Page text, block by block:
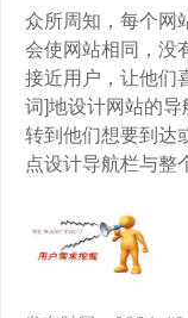
众所周知，每个网
会使网站相同，没
接近用户，让他们
词]地设计网站的
转到他们想要到达
点设计导航栏与整